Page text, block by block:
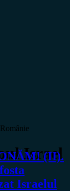
Israel
(II).
Israelul